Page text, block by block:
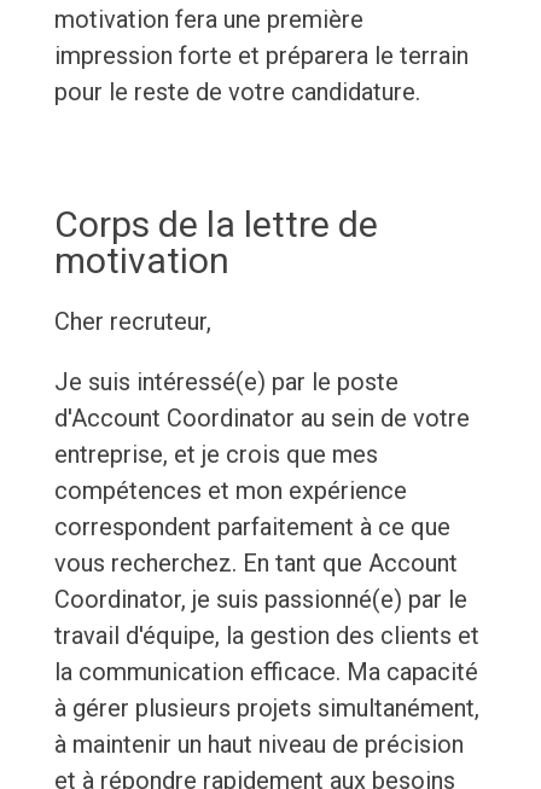
motivation fera une première
impression forte et préparera le terrain
pour le reste de votre candidature.
Corps de la lettre de
motivation
Cher recruteur,
Je suis intéressé(e) par le poste
d'Account Coordinator au sein de votre
entreprise, et je crois que mes
compétences et mon expérience
correspondent parfaitement à ce que
vous recherchez. En tant que Account
Coordinator, je suis passionné(e) par le
travail d'équipe, la gestion des clients et
la communication efficace. Ma capacité
à gérer plusieurs projets simultanément,
à maintenir un haut niveau de précision
et à répondre rapidement aux besoins